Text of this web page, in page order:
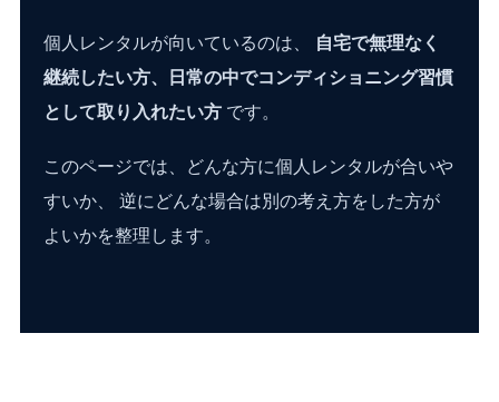
個人レンタルが向いているのは、
自宅で無理なく
継続したい方、日常の中でコンディショニング習慣
として取り入れたい方です。
このページでは、どんな方に個人レンタルが合いや
すいか、 逆にどんな場合は別の考え方をした方が
よいかを整理します。